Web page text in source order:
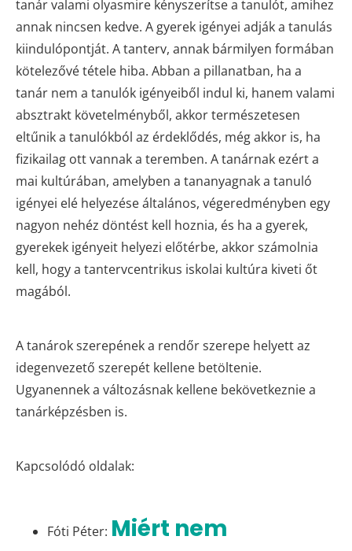
tanár valami olyasmire kényszerítse a tanulót, amihez
annak nincsen kedve. A gyerek igényei adják a tanulás
kiindulópontját. A tanterv, annak bármilyen formában
kötelezővé tétele hiba. Abban a pillanatban, ha a
tanár nem a tanulók igényeiből indul ki, hanem valami
absztrakt követelményből, akkor természetesen
eltűnik a tanulókból az érdeklődés, még akkor is, ha
fizikailag ott vannak a teremben. A tanárnak ezért a
mai kultúrában, amelyben a tananyagnak a tanuló
igényei elé helyezése általános, végeredményben egy
nagyon nehéz döntést kell hoznia, és ha a gyerek,
gyerekek igényeit helyezi előtérbe, akkor számolnia
kell, hogy a tantervcentrikus iskolai kultúra kiveti őt
magából.
A tanárok szerepének a rendőr szerepe helyett az
idegenvezető szerepét kellene betöltenie.
Ugyanennek a változásnak kellene bekövetkeznie a
tanárképzésben is.
Kapcsolódó oldalak:
Fóti Péter: Miért nem